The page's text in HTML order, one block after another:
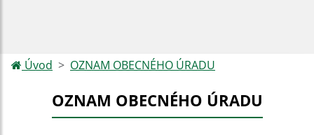
Úvod OZNAM OBECNÉHO ÚRADU
OZNAM OBECNÉHO ÚRADU